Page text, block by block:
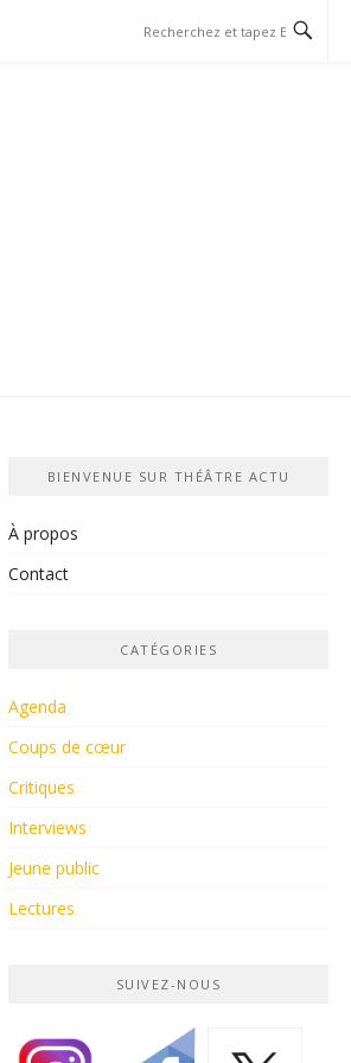
BIENVENUE SUR THÉÂTRE ACTU
À propos
Contact
CATÉGORIES
Agenda
Coups de cœur
Critiques
Interviews
Jeune public
Lectures
SUIVEZ-NOUS